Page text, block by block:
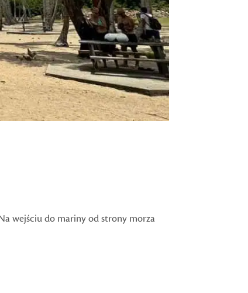
wejściu do mariny od strony morza